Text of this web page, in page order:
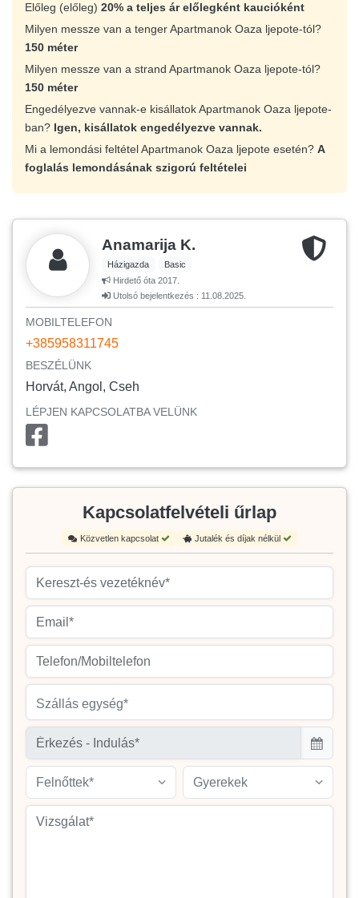
Előleg (előleg) 20% a teljes ár előlegként kaucióként
Milyen messze van a tenger Apartmanok Oaza ljepote-tól?
150 méter
Milyen messze van a strand Apartmanok Oaza ljepote-tól?
150 méter
Engedélyezve vannak-e kisállatok Apartmanok Oaza ljepote-
ban? Igen, kisállatok engedélyezve vannak.
Mi a lemondási feltétel Apartmanok Oaza ljepote esetén? A
foglalás lemondásának szigorú feltételei
Anamarija K.
Házigazda
Basic
Hirdető óta 2017.
Utolsó bejelentkezés : 11.08.2025.
MOBILTELEFON
+385958311745
BESZÉLÜNK
Horvát, Angol, Cseh
LÉPJEN KAPCSOLATBA VELÜNK
Kapcsolatfelvételi űrlap
Közvetlen kapcsolat Jutalék és díjak nélkül
Szállás egység*
Felnőttek* Gyerekek